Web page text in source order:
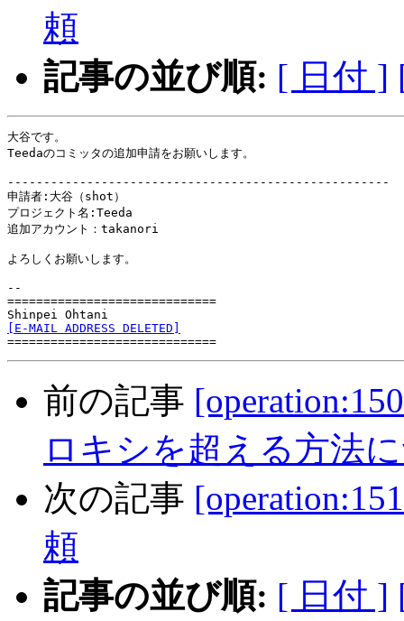
頼
記事の並び順: [ 日付 ]
大谷です。
Teedaのコミッタの追加申請をお願いします。
-----------------------------------------------------
申請者:大谷（shot）
プロジェクト名:Teeda
追加アカウント：takanori
よろしくお願いします。
--
=============================
[E-MAIL ADDRESS DELETED]
前の記事
ロキシを超える方法
次の記事
頼
記事の並び順: [ 日付 ]